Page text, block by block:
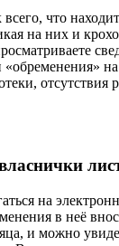
что
на них и
«обременения»
отсутствия
на
в неё
и можно